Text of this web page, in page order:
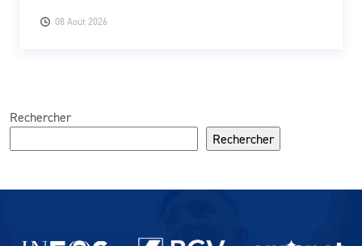
08 Août 2026
Rechercher
Rechercher
Partenaires du lausanne-Sport